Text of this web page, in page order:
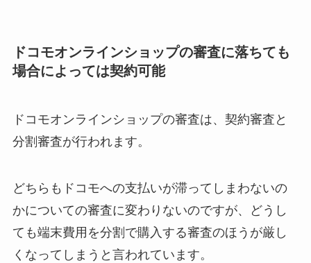
ドコモオンラインショップの審査に落ちても
場合によっては契約可能
ドコモオンラインショップの審査は、契約審査と
分割審査が行われます。
どちらもドコモへの支払いが滞ってしまわないの
かについての審査に変わりないのですが、どうし
ても端末費用を分割で購入する審査のほうが厳し
くなってしまうと言われています。